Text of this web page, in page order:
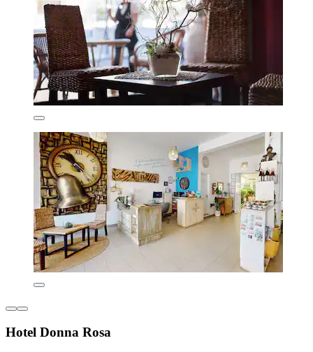
Hotel Donna Rosa